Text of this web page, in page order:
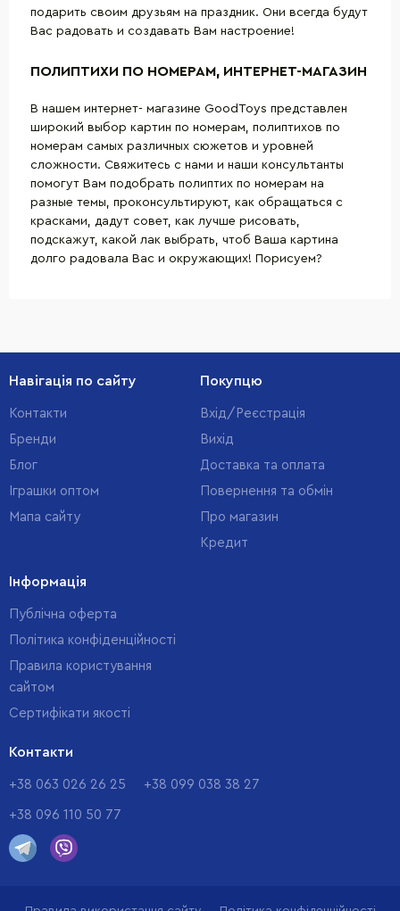
подарить своим друзьям на праздник. Они всегда будут
Вас радовать и создавать Вам настроение!
ПОЛИПТИХИ ПО НОМЕРАМ, ИНТЕРНЕТ-МАГАЗИН
В нашем интернет- магазине GoodToys представлен
широкий выбор картин по номерам, полиптихов по
номерам самых различных сюжетов и уровней
сложности. Свяжитесь с нами и наши консультанты
помогут Вам подобрать полиптих по номерам на
разные темы, проконсультируют, как обращаться с
красками, дадут совет, как лучше рисовать,
подскажут, какой лак выбрать, чтоб Ваша картина
долго радовала Вас и окружающих! Порисуем?
Навігація по сайту
Контакти
Бренди
Блог
Іграшки оптом
Мапа сайту
Покупцю
Вхід/Реєстрація
Вихід
Доставка та оплата
Повернення та обмін
Про магазин
Кредит
Інформація
Публічна оферта
Політика конфіденційності
Правила користування
сайтом
Cертифікати якості
Контакти
+38 063 026 26 25 +38 099 038 38 27
+38 096 110 50 77